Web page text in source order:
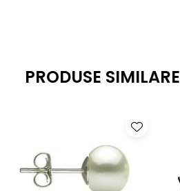
PRODUSE SIMILARE